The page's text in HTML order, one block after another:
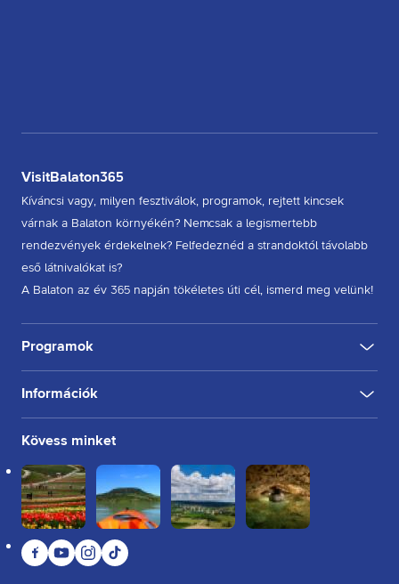
VisitBalaton365
Kíváncsi vagy, milyen fesztiválok, programok, rejtett kincsek
várnak a Balaton környékén? Nemcsak a legismertebb
rendezvények érdekelnek? Felfedeznéd a strandoktól távolabb
eső látnivalókat is?
A Balaton az év 365 napján tökéletes úti cél, ismerd meg velünk!
Programok
KULTÚRA FESZTIVÁL
TÚRA, SÉTA
KERÉKPÁROZÁS
Információk
Rólunk
Kapcsolat
Partnereink
Felhasználási feltételek
Adatkezelési tájékoztató
Sütikezelési tájékoztató
Kövess minket
Facebook
YouTubeInstagram
TikTok